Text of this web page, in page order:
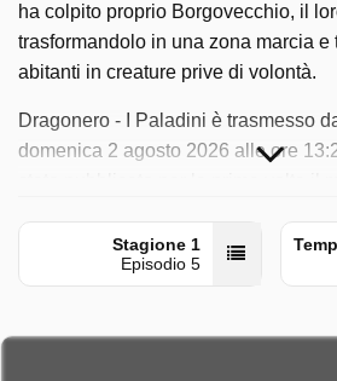
ha colpito proprio Borgovecchio, il
trasformandolo in una zona marcia e
abitanti in creature prive di volontà.
Dragonero - I Paladini è trasmesso
domenica 2 agosto 2026 alle ore
Stagione 1
Episodio 5